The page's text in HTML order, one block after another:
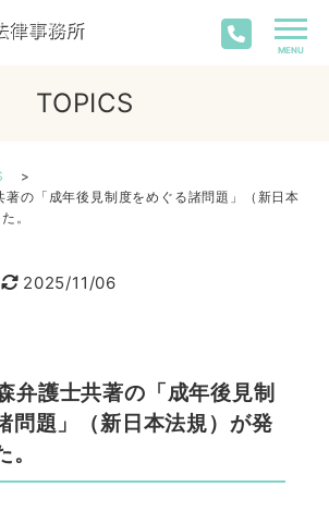
TOPICS
の「成年後見制度をめぐる諸問題」（新日本
。
2025/11/06
護士共著の「成年後見制
問題」（新日本法規）が発
。